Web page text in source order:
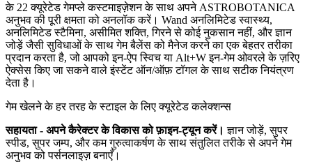
के 22 क्यूरेटेड गेमप्ले कस्टमाइज़ेशन के साथ अपने ASTROBOTANICA
अनुभव की पूरी क्षमता को अनलॉक करें। Wand अनलिमिटेड स्वास्थ्य,
अनलिमिटेड स्टैमिना, असीमित शक्ति, गिरने से कोई नुकसान नहीं, और ज्ञान
जोड़ें जैसी सुविधाओं के साथ गेम बैलेंस को मैनेज करने का एक बेहतर तरीका
प्रदान करता है, जो आपको इन-ऐप स्विच या Alt+W इन-गेम ओवरले के ज़रिए
ऐक्सेस किए जा सकने वाले इंस्टेंट ऑन/ऑफ़ टॉगल के साथ सटीक नियंत्रण
देता है।
गेम खेलने के हर तरह के स्टाइल के लिए क्यूरेटेड कलेक्शन्स
सहायता - अपने कैरेक्टर के विकास को फ़ाइन-ट्यून करें। ज्ञान जोड़ें, सुपर
स्पीड, सुपर जम्प, और कम गुरुत्वाकर्षण के साथ संतुलित तरीके से अपने गेम
अनुभव को पर्सनलाइज़ बनाएँ।